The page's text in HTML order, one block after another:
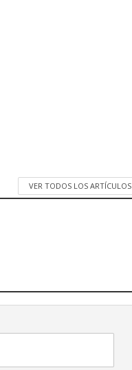
VER TODOS LOS ARTÍCULOS